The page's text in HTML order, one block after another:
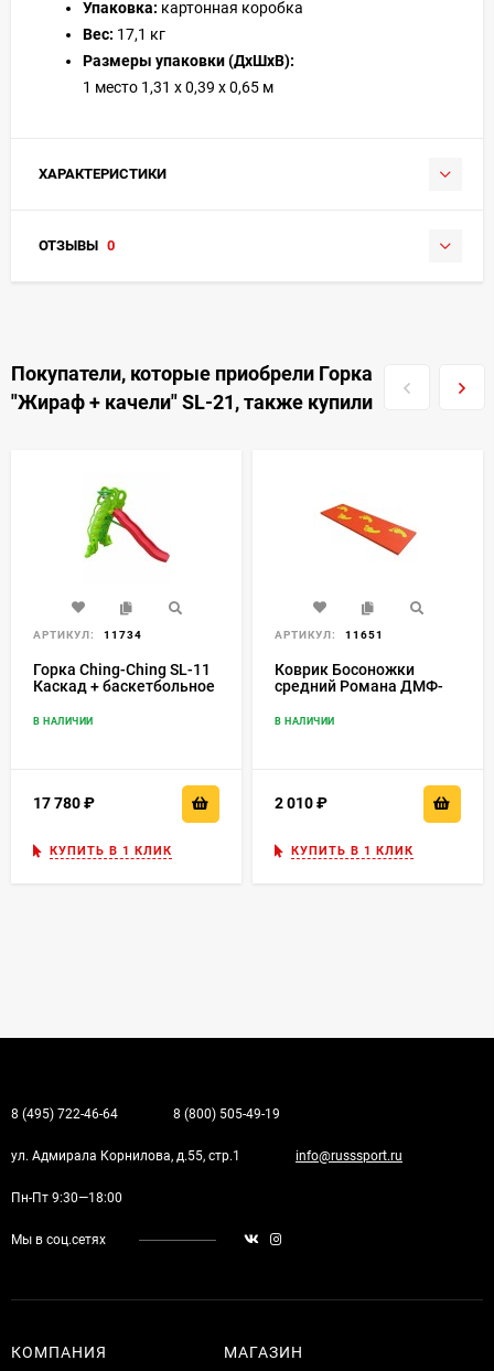
Упаковка: картонная коробка
Вес: 17,1 кг
Размеры упаковки (ДхШхВ):
1 место 1,31 x 0,39 x 0,65 м
ХАРАКТЕРИСТИКИ
ОТЗЫВЫ 0
Покупатели, которые приобрели Горка
"Жираф + качели" SL-21, также купили
АРТИКУЛ: 11734
Горка Ching-Ching SL-11
Каскад + баскетбольное
В НАЛИЧИИ
17 780
КУПИТЬ В 1 КЛИК
АРТИКУЛ: 11651
Коврик Босоножки
средний Романа ДМФ-
В НАЛИЧИИ
2 010
КУПИТЬ В 1 КЛИК
8 (495) 722-46-64 8 (800) 505-49-19
ул. Адмирала Корнилова, д.55, стр.1 info@russsport.ru
Пн-Пт 9:30—18:00
Мы в соц.сетях
КОМПАНИЯ МАГАЗИН